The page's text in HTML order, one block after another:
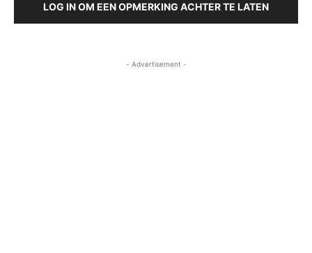
LOG IN OM EEN OPMERKING ACHTER TE LATEN
- Advertisement -